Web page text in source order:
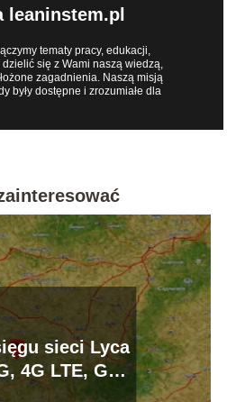
leaninstem.pl
tematy pracy, edukacji,
się z Wami naszą wiedzą,
zagadnienia. Naszą misją
były dostępne i zrozumiałe dla
sieci Lyca
4G LTE, GSM
Polsce